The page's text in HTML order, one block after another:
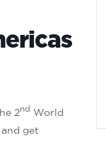
2nd World
get